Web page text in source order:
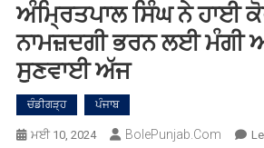
ਅੰਮ੍ਰਿਤਪਾਲ ਸਿੰਘ ਨੇ ਹਾਈ
ਨਾਮਜ਼ਦਗੀ ਭਰਨ ਲਈ ਮੰਗੀ
ਸੁਣਵਾਈ ਅੱਜ
ਚੰਡੀਗੜ੍ਹ ਪੰਜਾਬ
ਮਈ 10, 2024 BolePunjab.com